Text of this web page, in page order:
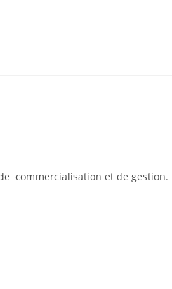
commercialisation et de gestion.